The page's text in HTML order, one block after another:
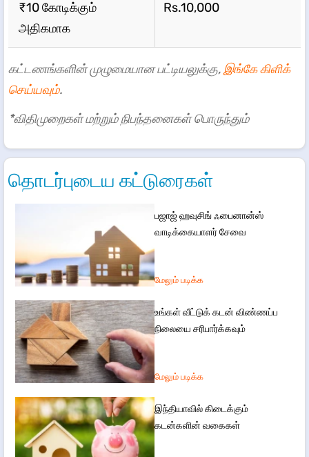
₹10 கோடிக்கும்
அதிகமாக
Rs.10,000
கட்டணங்களின் முழுமையான பட்டியலுக்கு,இங்கே கிளிக்
செய்யவும்.
*விதிமுறைகள் மற்றும் நிபந்தனைகள் பொருந்தும்
தொடர்புடைய கட்டுரைகள்
பஜாஜ் ஹவுசிங் ஃபைனான்ஸ்
வாடிக்கையாளர் சேவை
மேலும் படிக்க
உங்கள் வீட்டுக் கடன் விண்ணப்ப
நிலையை சரிபார்க்கவும்
மேலும் படிக்க
இந்தியாவில் கிடைக்கும்
கடன்களின் வகைகள்